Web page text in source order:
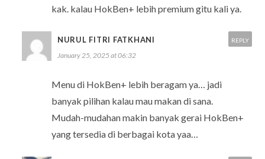
kak. kalau HokBen+ lebih premium gitu kali ya.
NURUL FITRI FATKHANI
January 25, 2025 at 06:32
Menu di HokBen+ lebih beragam ya… jadi
banyak pilihan kalau mau makan di sana.
Mudah-mudahan makin banyak gerai HokBen+
yang tersedia di berbagai kota yaa…
REPLY